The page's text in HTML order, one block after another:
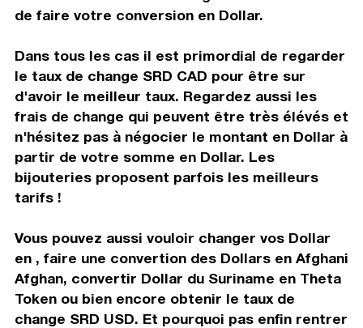
de faire votre conversion en Dollar.
Dans tous les cas il est primordial de regarder
le taux de change SRD CAD pour être sur
d'avoir le meilleur taux. Regardez aussi les
frais de change qui peuvent être très élévés et
n'hésitez pas à négocier le montant en Dollar à
partir de votre somme en Dollar. Les
bijouteries proposent parfois les meilleurs
tarifs !
Vous pouvez aussi vouloir changer vos Dollar
en , faire une convertion des Dollars en Afghani
Afghan, convertir Dollar du Suriname en Theta
Token ou bien encore obtenir le taux de
change SRD USD. Et pourquoi pas enfin rentrer